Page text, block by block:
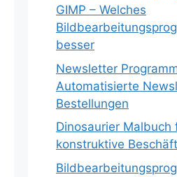
GIMP – Welches
besser
Newsletter
Automatisierte
Bestellungen
Dinosaurier Malbuch
konstruktive